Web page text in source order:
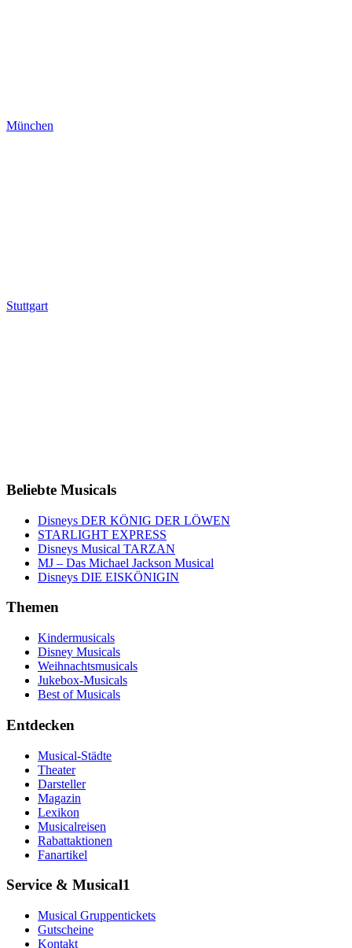
München
Stuttgart
Beliebte Musicals
Disneys DER KÖNIG DER LÖWEN
STARLIGHT EXPRESS
Disneys Musical TARZAN
MJ – Das Michael Jackson Musical
Disneys DIE EISKÖNIGIN
Themen
Kindermusicals
Disney Musicals
Weihnachtsmusicals
Jukebox-Musicals
Best of Musicals
Entdecken
Musical-Städte
Theater
Darsteller
Magazin
Lexikon
Musicalreisen
Rabattaktionen
Fanartikel
Service & Musical1
Musical Gruppentickets
Gutscheine
Kontakt